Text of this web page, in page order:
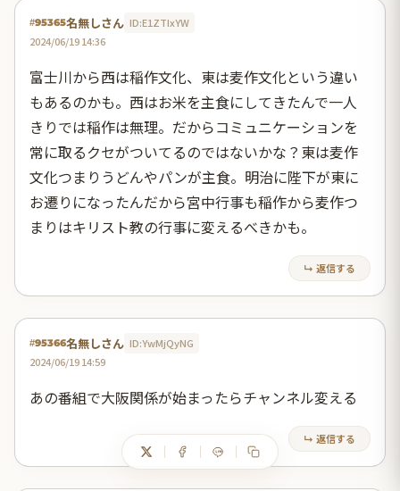
#95365名無しさん ID:E1ZTIxYW
2024/06/19 14:36
富士川から西は稲作文化、東は麦作文化という違い
もあるのかも。西はお米を主食にしてきたんで一人
きりでは稲作は無理。だからコミュニケーションを
常に取るクセがついてるのではないかな？東は麦作
文化つまりうどんやパンが主食。明治に陛下が東に
お遷りになったんだから宮中行事も稲作から麦作つ
まりはキリスト教の行事に変えるべきかも。
↳ 返信する
#95366名無しさん ID:YwMjQyNG
2024/06/19 14:59
あの番組で大阪関係が始まったらチャンネル変える
↳ 返信する